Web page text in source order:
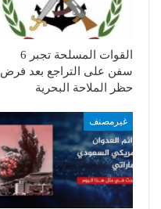
القوات المسلحة تجبر 6
سفن على التراجع بعد فرض
حظر الملاحة البحرية
غيرمصنف